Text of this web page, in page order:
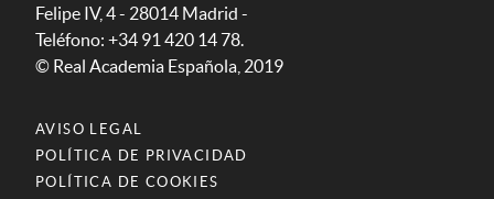
Felipe IV, 4 - 28014 Madrid -
Teléfono: +34 91 420 14 78.
© Real Academia Española, 2019
AVISO LEGAL
POLÍTICA DE PRIVACIDAD
POLÍTICA DE COOKIES